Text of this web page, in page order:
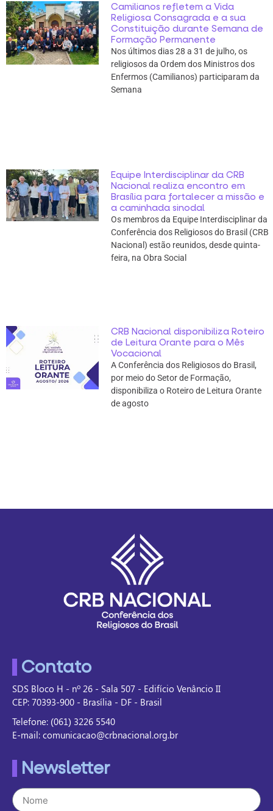
Camilianos refletem a Vida
Religiosa Consagrada e a sua
Constituição durante Semana de
Formação Permanente
Nos últimos dias 28 a 31 de julho, os
religiosos da Ordem dos Ministros dos
Enfermos (Camilianos) participaram da
Semana
Equipe Interdisciplinar da CRB
Nacional realiza encontro em
Brasília para fortalecer a missão e
a caminhada sinodal
Os membros da Equipe Interdisciplinar da
Conferência dos Religiosos do Brasil (CRB
Nacional) estão reunidos, desde quinta-
feira, na Obra Social
CRB Nacional disponibiliza Roteiro
de Leitura Orante para o Mês
Vocacional
A Conferência dos Religiosos do Brasil,
por meio do Setor de Formação,
disponibiliza o Roteiro de Leitura Orante
de agosto
Contato
SDS Bloco H - nº 26 - Sala 507 - Edifício Venâncio II
CEP: 70393-900 - Brasília - DF - Brasil
Telefone: (061) 3226 5540
E-mail: comunicacao@crbnacional.org.br
Newsletter